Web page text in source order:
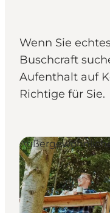
Kultur
Gastronomie
Urlaubsplaner
Wenn Sie
Buschcraft
Aufenthalt auf
Richtige für Sie.